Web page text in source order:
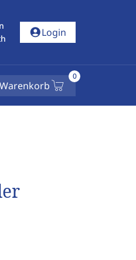
account_circleLogin
Warenkorb
0